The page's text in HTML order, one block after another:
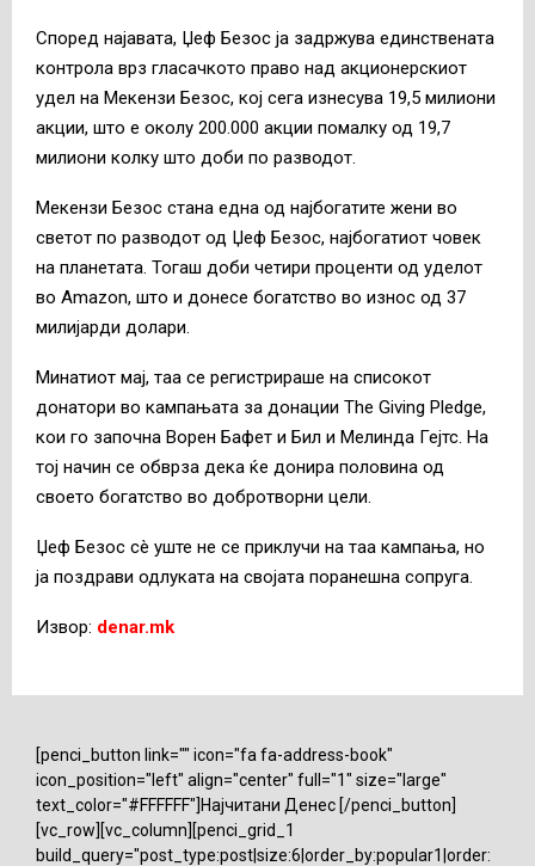
Според најавата, Џеф Безос ја задржува единствената
контрола врз гласачкото право над акционерскиот
удел на Мекензи Безос, кој сега изнесува 19,5 милиони
акции, што е околу 200.000 акции помалку од 19,7
милиони колку што доби по разводот.
Мекензи Безос стана една од најбогатите жени во
светот по разводот од Џеф Безос, најбогатиот човек
на планетата. Тогаш доби четири проценти од уделот
во Amazon, што и донесе богатство во износ од 37
милијарди долари.
Минатиот мај, таа се регистрираше на списокот
донатори во кампањата за донации The Giving Pledge,
кои го започна Ворен Бафет и Бил и Мелинда Гејтс. На
тој начин се обврза дека ќе донира половина од
своето богатство во добротворни цели.
Џеф Безос сè уште не се приклучи на таа кампања, но
ја поздрави одлуката на својата поранешна сопруга.
Извор: denar.mk
[penci_button link="" icon="fa fa-address-book"
icon_position="left" align="center" full="1" size="large"
text_color="#FFFFFF"]Најчитани Денес [/penci_button]
[vc_row][vc_column][penci_grid_1
build_query="post_type:post|size:6|order_by:popular1|order: